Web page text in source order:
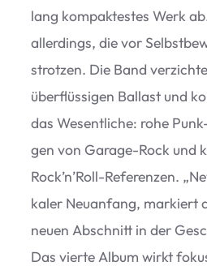
lang kom­pak­tes­tes Werk
aller­dings, die vor
strot­zen. Die Band
über­flüs­si­gen Bal­last und
das Wesent­li­che: rohe
gen von Garage-Rock und
Rock’n’Roll-Referenzen. „
ka­ler Neu­an­fang, mar­kiert
neuen Abschnitt in der
Das vierte Album wirkt